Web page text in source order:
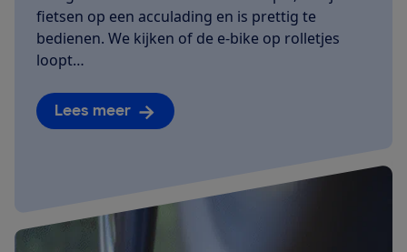
fietsen op een acculading en is prettig te
bedienen. We kijken of de e-bike op rolletjes
loopt…
Lees meer